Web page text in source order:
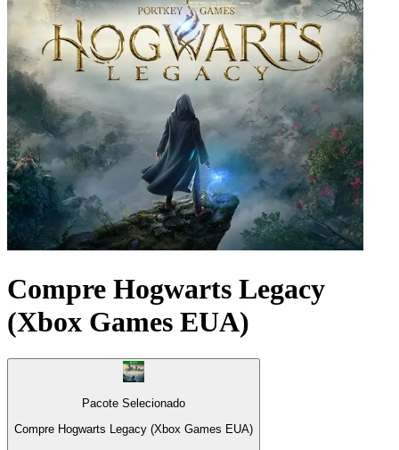
Compre Hogwarts Legacy
(Xbox Games EUA)
Pacote Selecionado
Compre Hogwarts Legacy (Xbox Games EUA)